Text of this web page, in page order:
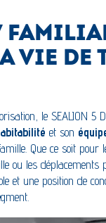
VIE DE
le SEALION 5
et son
Que ce soit pour
ou les déplacements
et une position de